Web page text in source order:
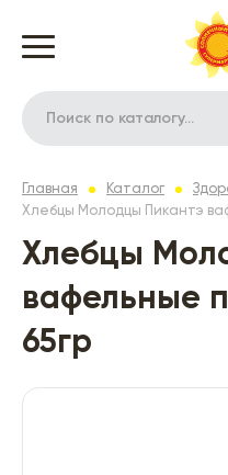
Главная Каталог
Хлебцы Молодцы Пикантэ
Хлебцы
вафельные
65гр